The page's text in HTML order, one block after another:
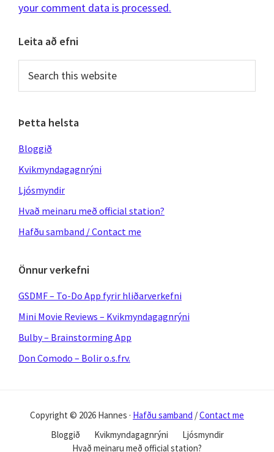
your comment data is processed.
Primary
Sidebar
Leita að efni
this
Þetta helsta
Bloggið
Kvikmyndagagnrýni
Ljósmyndir
Hvað meinaru með official station?
Hafðu samband / Contact me
Önnur verkefni
GSDMF – To-Do App fyrir hliðarverkefni
Mini Movie Reviews – Kvikmyndagagnrýni
Bulby – Brainstorming App
Don Comodo – Bolir o.s.frv.
Copyright © 2026 Hannes · Hafðu samband /Contact me
Bloggið
Kvikmyndagagnrýni
Ljósmyndir
Hvað meinaru með official station?